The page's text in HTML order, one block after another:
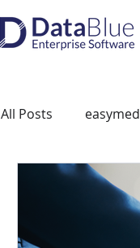
All Posts easymed